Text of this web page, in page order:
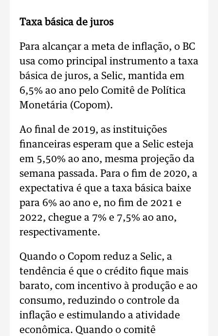
Taxa básica de juros
Para alcançar a meta de inflação, o BC
usa como principal instrumento a taxa
básica de juros, a Selic, mantida em
6,5% ao ano pelo Comitê de Política
Monetária (Copom).
Ao final de 2019, as instituições
financeiras esperam que a Selic esteja
em 5,50% ao ano, mesma projeção da
semana passada. Para o fim de 2020, a
expectativa é que a taxa básica baixe
para 6% ao ano e, no fim de 2021 e
2022, chegue a 7% e 7,5% ao ano,
respectivamente.
Quando o Copom reduz a Selic, a
tendência é que o crédito fique mais
barato, com incentivo à produção e ao
consumo, reduzindo o controle da
inflação e estimulando a atividade
econômica. Quando o comitê